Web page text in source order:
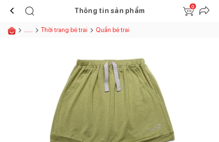
Thông tin sản phẩm
0
...... Thời trang bé trai Quần bé trai